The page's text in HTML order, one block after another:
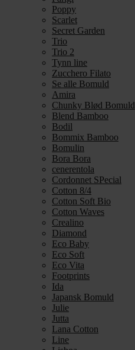
Poppy
Scarlet
Secret Garden
Trio
Trio 2
Tynn line
Zucchero Filato
Se alle Bomuld
Amira
Chunky Blød Bomuld
Blend Bamboo
Bodil
Bommix Bamboo
Bomulin
Bora Bora
cenerentola
Cordonnet SPecial
Cotton 8/4
Cotton Soft Bio
Cotton Waves
Crealino
Diamond
Eco Baby
Eco Soft
Eco Vita
Footprints
Ida
Japansk Bomuld
Julie
Jutta
Lana Cotton
Line